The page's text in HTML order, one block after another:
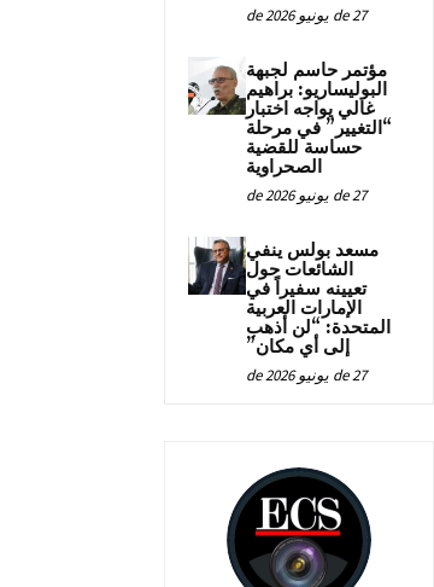
27 de يونيو de 2026
مؤتمر حاسم لجبهة
البوليساريو: براهيم
غالي يواجه اختبار
“التغيير” في مرحلة
حساسة للقضية
الصحراوية
27 de يونيو de 2026
مسعد بولس ينفي
الشائعات حول
تعيينه سفيراً في
الإمارات العربية
المتحدة: “لن أذهب
إلى أي مكان”
27 de يونيو de 2026